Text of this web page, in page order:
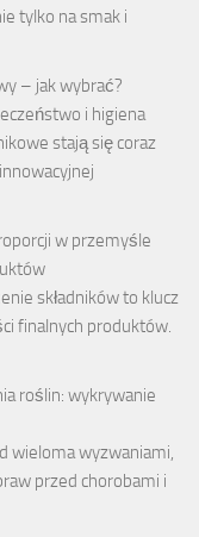
tylko na smak i
– jak wybrać?
i higiena
stają się coraz
w przemyśle
składników to klucz
finalnych produktów.
roślin: wykrywanie
wieloma wyzwaniami,
przed chorobami i